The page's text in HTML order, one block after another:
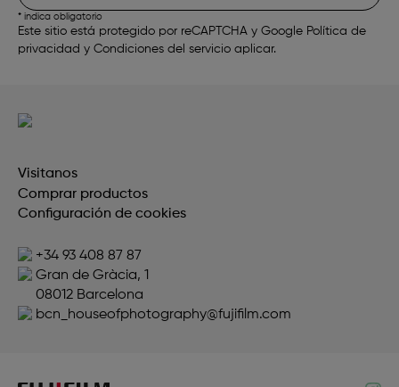
* indica obligatorio
Este sitio está protegido por reCAPTCHA y Google Política de
privacidad y Condiciones del servicio aplicar.
Visitanos
Comprar productos
Configuración de cookies
+34 93 408 87 87
Gran de Gràcia, 1
08012 Barcelona
bcn_houseofphotography@fujifilm.com